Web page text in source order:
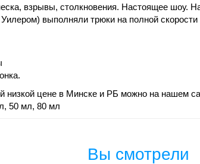
взрывы, столкновения. Настоящее шоу.
выполняли трюки на полной
низкой цене в Минске и РБ можно на нашем
50 мл, 80 мл
Вы смотрели